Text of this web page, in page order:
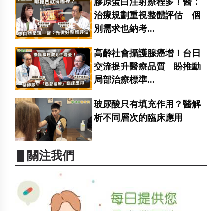
治療規劃重視整體評估 個
別需求也納考...
高齡社會攝護腺癌增！台日
交流提升醫療品質 盼推動
局部治療標準...
玻尿酸只有填充作用？醫解
析不同層次的臨床應用
▋關注我們